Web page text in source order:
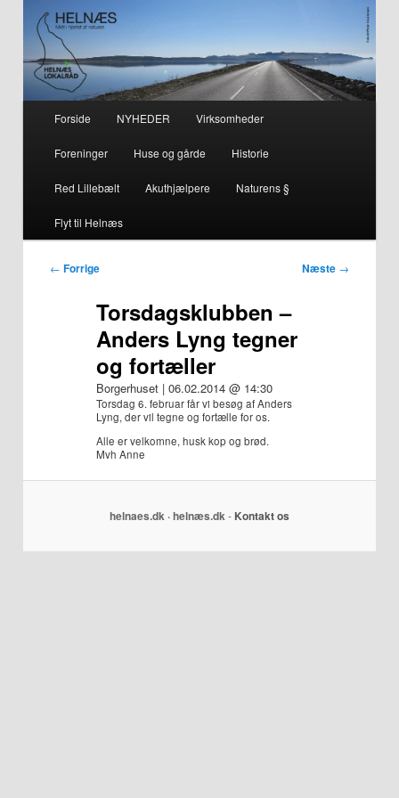
Helnæs
– smuk på alle årstider i hjertet af naturen
Fortsæt
til
primært
indhold
Fortsæt
til
sekundært
indhold
Forside NYHEDER Virksomheder
Foreninger Huse og gårde Historie
Red Lillebælt Akuthjælpere Naturens §
Flyt til Helnæs
Indlægsnavigation
← Forrige Næste →
Torsdagsklubben –
Anders Lyng tegner
og fortæller
Borgerhuset | 06.02.2014 @ 14:30
Torsdag 6. februar får vi besøg af Anders
Lyng, der vil tegne og fortælle for os.
Alle er velkomne, husk kop og brød.
Mvh Anne
helnaes.dk · helnæs.dk- Kontakt os